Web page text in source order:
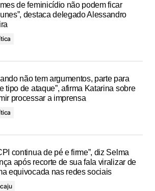
de feminicídio não podem ficar
destaca delegado Alessandro
não tem argumentos, parte para
tipo de ataque”, afirma Katarina sobre
processar a imprensa
continua de pé e firme”, diz Selma
após recorte de sua fala viralizar de
equivocada nas redes sociais